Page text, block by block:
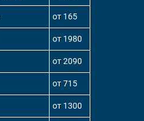
от 165
от 1980
от 2090
от 715
от 1300